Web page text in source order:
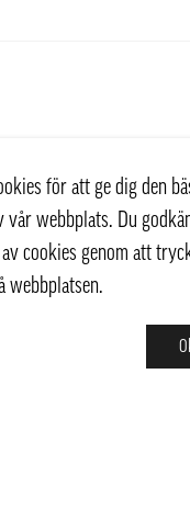
för att ge dig den
vår webbplats. Du
cookies genom att
webbplatsen.